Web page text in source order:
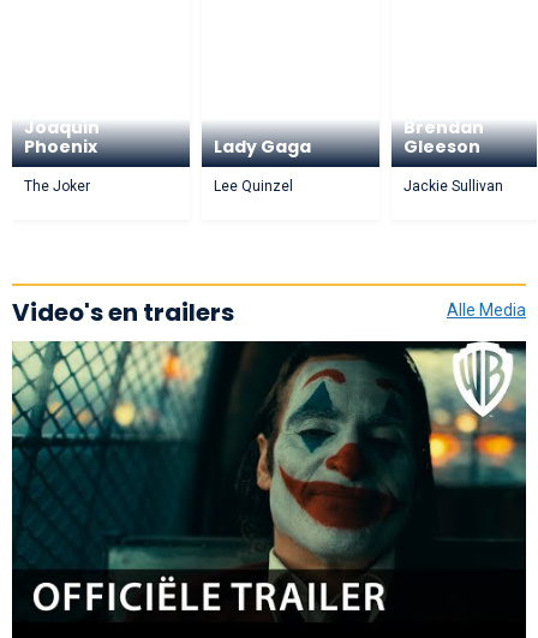
Joaquin
Phoenix
The Joker
Lady Gaga
Lee Quinzel
Brendan
Gleeson
Jackie Sullivan
Alle Media
Video's en trailers